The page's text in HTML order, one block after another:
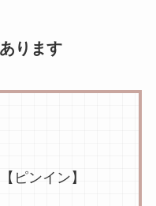
ります
ピンイン】